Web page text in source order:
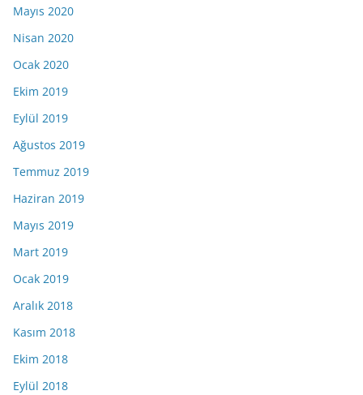
Mayıs 2020
Nisan 2020
Ocak 2020
Ekim 2019
Eylül 2019
Ağustos 2019
Temmuz 2019
Haziran 2019
Mayıs 2019
Mart 2019
Ocak 2019
Aralık 2018
Kasım 2018
Ekim 2018
Eylül 2018